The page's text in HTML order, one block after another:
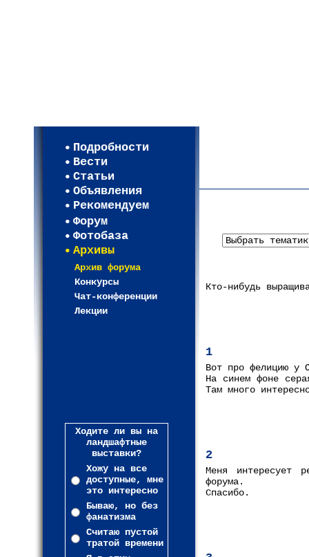
Подробности
Вести
Статьи
Объявления
Рекомендуем
Форум
Фотобаза
Архивы
Архив форума
Конкурсы
Чат-конференции
Лекции
Ходите ли вы на
ландшафтные
выставки?
Хожу на все
доступные, мне
это интересно
Бываю, но без
фанатизма
Считаю пустой
тратой времени
Кто-нибудь
1
Вот про фелицию у
На синем фоне
Там много
2
Меня интересует
форума.
Спасибо.